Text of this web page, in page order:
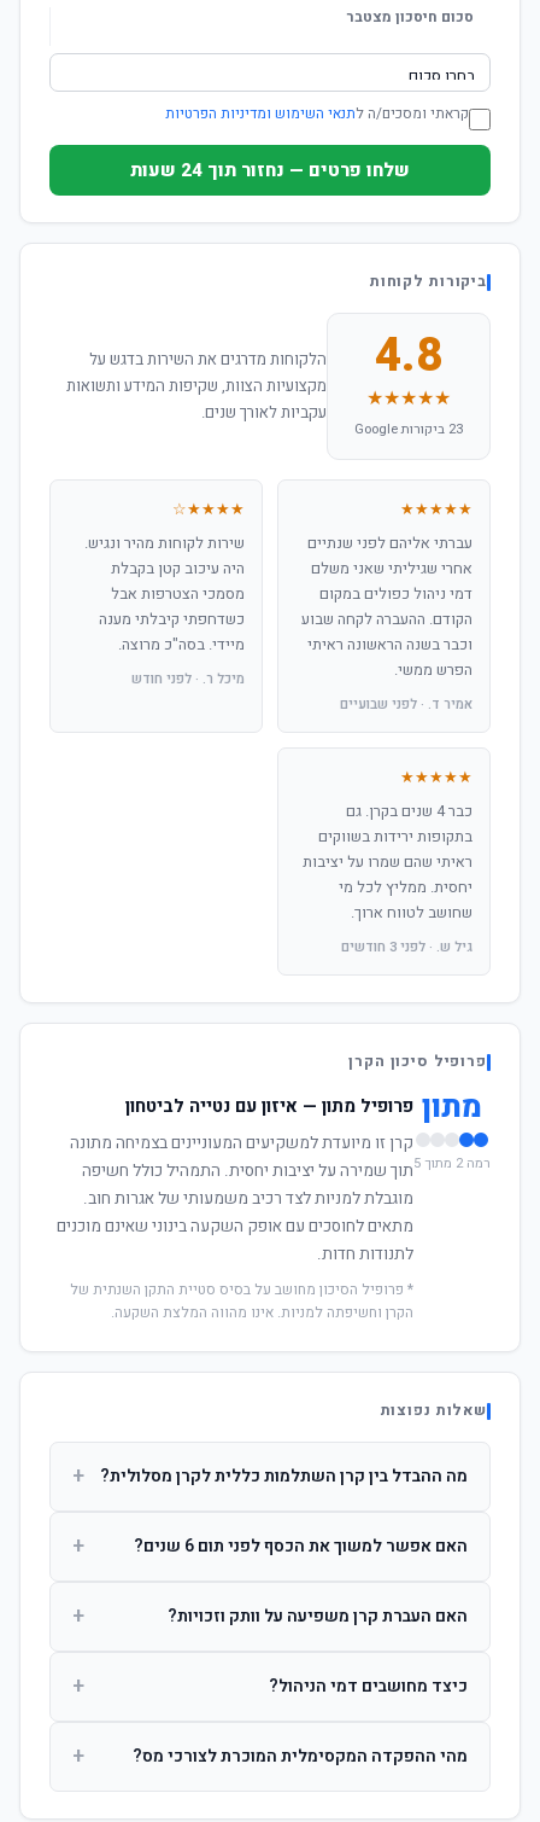
סכום חיסכון מצטבר
קראתי ומסכים/ה לתנאי השימוש ומדיניות הפרטיות
שלחו פרטים — נחזור תוך 24 שעות
ביקורות לקוחות
4.8
★★★★★
23 ביקורות Google
הלקוחות מדרגים את השירות בדגש על
מקצועיות הצוות, שקיפות המידע ותשואות
עקביות לאורך שנים.
★★★★★
עברתי אליהם לפני שנתיים
אחרי שגיליתי שאני משלם
דמי ניהול כפולים במקום
הקודם. ההעברה לקחה שבוע
וכבר בשנה הראשונה ראיתי
הפרש ממשי.
אמיר ד. · לפני שבועיים
★★★★☆
שירות לקוחות מהיר ונגיש.
היה עיכוב קטן בקבלת
מסמכי הצטרפות אבל
כשדחפתי קיבלתי מענה
מיידי. בסה"כ מרוצה.
מיכל ר. · לפני חודש
★★★★★
כבר 4 שנים בקרן. גם
בתקופות ירידות בשווקים
ראיתי שהם שמרו על יציבות
יחסית. ממליץ לכל מי
שחושב לטווח ארוך.
גיל ש. · לפני 3 חודשים
פרופיל סיכון הקרן
מתון
רמה 2 מתוך 5
פרופיל מתון — איזון עם נטייה לביטחון
קרן זו מיועדת למשקיעים המעוניינים בצמיחה מתונה
תוך שמירה על יציבות יחסית. התמהיל כולל חשיפה
מוגבלת למניות לצד רכיב משמעותי של אגרות חוב.
מתאים לחוסכים עם אופק השקעה בינוני שאינם מוכנים
לתנודות חדות.
* פרופיל הסיכון מחושב על בסיס סטיית התקן השנתית של
הקרן וחשיפתה למניות. אינו מהווה המלצת השקעה.
שאלות נפוצות
מה ההבדל בין קרן השתלמות כללית לקרן מסלולית? +
ההשקעות. קרן מסלולית עוקבת אחרי מדד ספציפי ומאפשרת
האם אפשר למשוך את הכסף לפני תום 6 שנים? +
הרווחים. לאחר 6 שנים ניתן למשוך פטור ממס עד לתקרה
האם העברת קרן משפיעה על וותק וזכויות? +
החברות. הוותק ממשיך להיספר מיום ההפקדה הראשונה.
כיצד מחושבים דמי הניהול? +
ומתן על שיעורם בעת הצטרפות.
מהי ההפקדה המקסימלית המוכרת לצורכי מס? +